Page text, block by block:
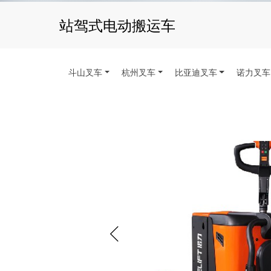
站驾式电动搬运车
斗山叉车 杭州叉车 比亚迪叉车 诺力叉车